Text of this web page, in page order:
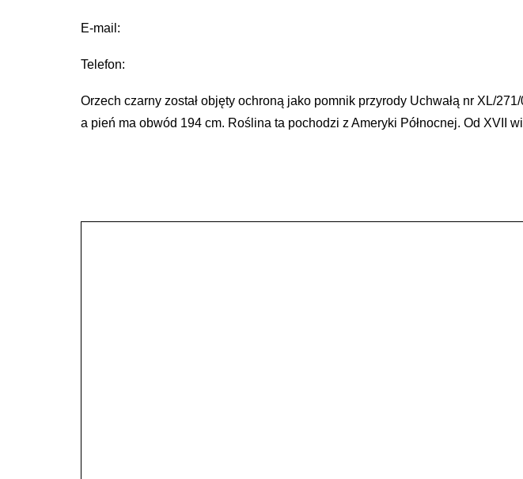
E-mail:
Telefon:
Orzech czarny został objęty ochroną jako pomnik przyrody Uchwałą nr XL/
a pień ma obwód 194 cm. Roślina ta pochodzi z Ameryki Północnej. Od XVII